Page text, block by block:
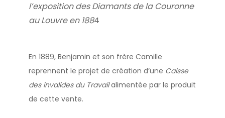
l’exposition des Diamants de la Couronne
au Louvre en 1884
En 1889, Benjamin et son frère Camille
reprennent le projet de création d’une Caisse
des invalides du Travailalimentée par le produit
de cette vente.